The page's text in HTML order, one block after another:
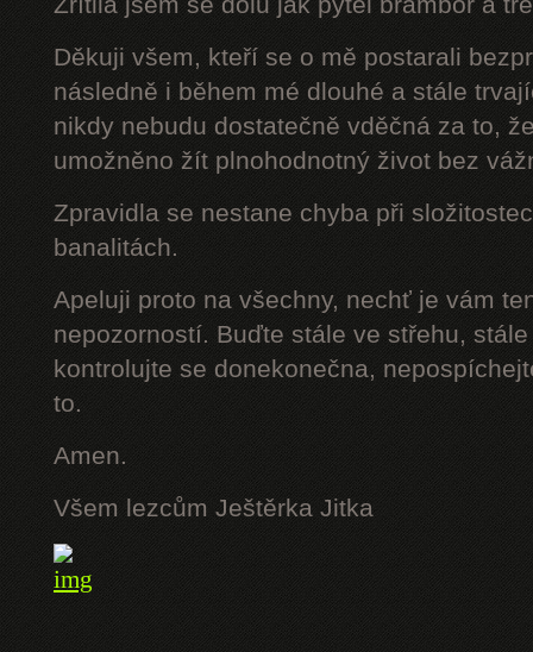
Děkuji všem, kteří se o mě postarali
následně i během mé dlouhé a stále
nikdy nebudu dostatečně vděčná za to,
umožněno žít plnohodnotný život bez
Zpravidla se nestane chyba při
banalitách.
Apeluji proto na všechny, nechť je vám
nepozorností. Buďte stále ve střehu,
kontrolujte se donekonečna,
to.
Amen.
Všem lezcům Ještěrka Jitka